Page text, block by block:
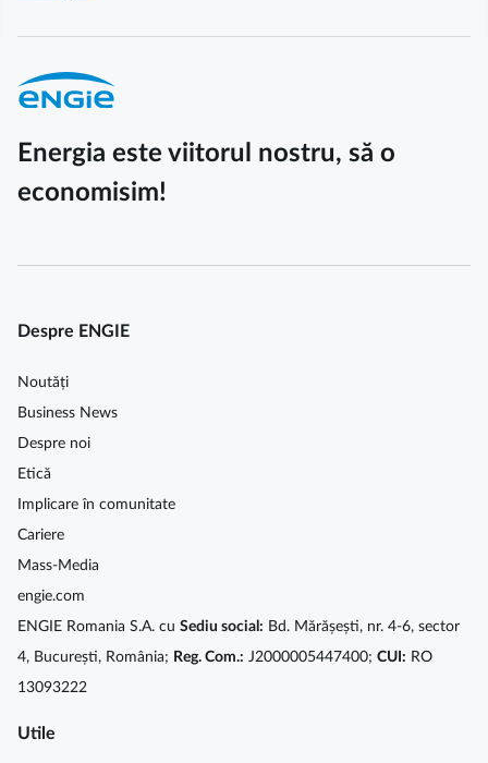
Energia este viitorul nostru, să o
economisim!
Despre ENGIE
Noutăți
Business News
Despre noi
Etică
Implicare în comunitate
Cariere
Mass-Media
engie.com
ENGIE Romania S.A. cu Sediu social: Bd. Mărășești, nr. 4-6, sector
4, București, România; Reg. Com.: J2000005447400; CUI: RO
13093222
Utile